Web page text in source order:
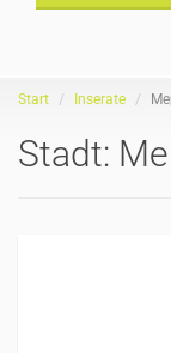
Start Inserate
Stadt: